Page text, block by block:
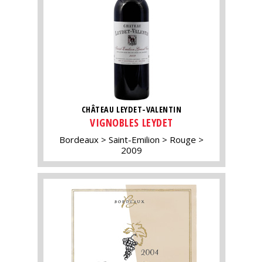
CHÂTEAU LEYDET-VALENTIN
VIGNOBLES LEYDET
Bordeaux Saint-Emilion
Rouge
2009